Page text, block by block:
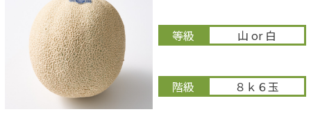
等級 山 or 白
階級 ８ｋ６玉